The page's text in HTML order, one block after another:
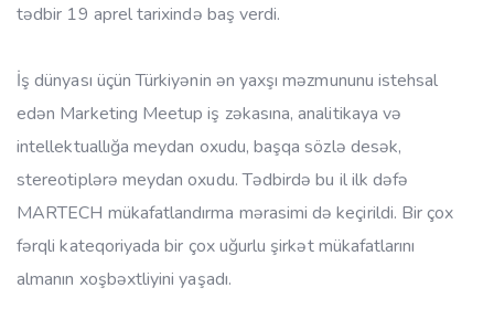
tədbir 19 aprel tarixində baş verdi.
İş dünyası üçün Türkiyənin ən yaxşı məzmununu istehsal
edən Marketing Meetup iş zəkasına, analitikaya və
intellektuallığa meydan oxudu, başqa sözlə desək,
stereotiplərə meydan oxudu. Tədbirdə bu il ilk dəfə
MARTECH mükafatlandırma mərasimi də keçirildi. Bir çox
fərqli kateqoriyada bir çox uğurlu şirkət mükafatlarını
almanın xoşbəxtliyini yaşadı.